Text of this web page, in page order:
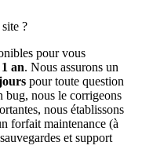
?
pour vous
an. Nous assurons un
pour toute question
bug, nous le corrigeons
nous établissons
forfait maintenance (à
et support